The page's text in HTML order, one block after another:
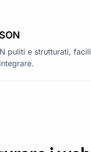
puliti e strutturati,